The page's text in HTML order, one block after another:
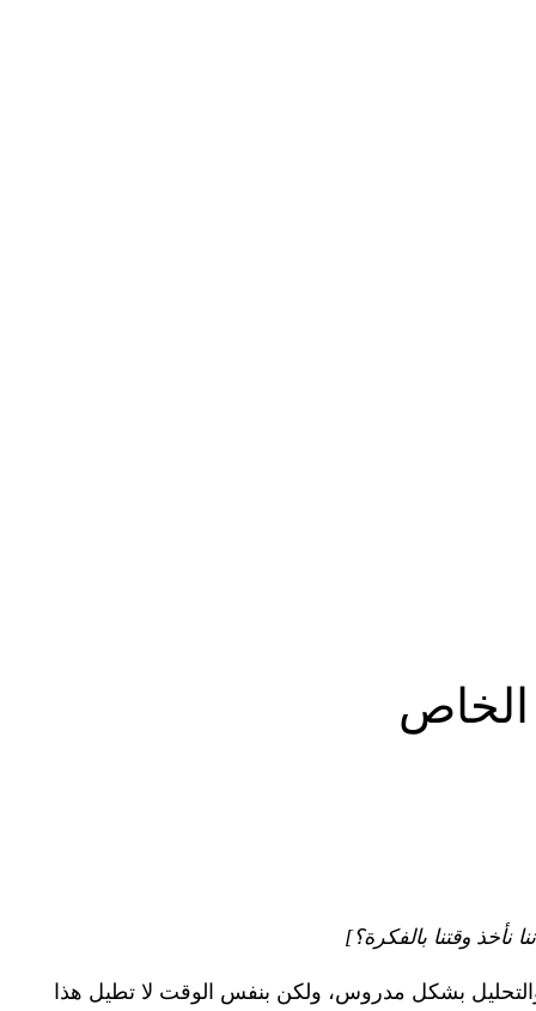
وقتنا بالفكرة؟]
بشكل مدروس، ولكن بنفس الوقت لا تطيل هذا